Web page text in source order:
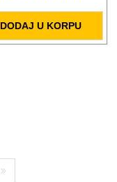
DODAJ U KORPU